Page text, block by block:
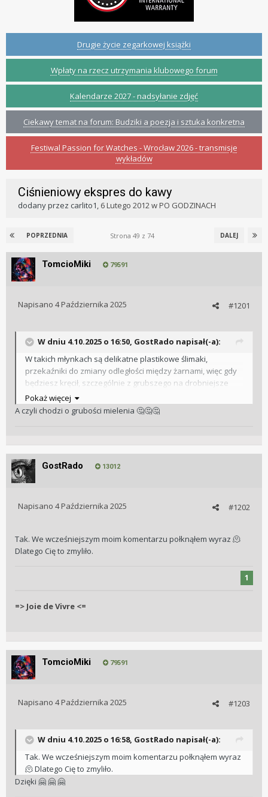
Drugie życie zegarkowej książki
Wpłaty na rzecz utrzymania klubowego forum
Kalendarze 2027 - nadsyłanie zdjęć
Ciekawy temat na forum: Budziki a poezja i sztuka konkretna
Festiwal Passion for Watches - Wrocław 2026 - transmisje
wykładów
Ciśnieniowy ekspres do kawy
dodany przez carlito1, 6 Lutego 2012wPO GODZINACH
POPRZEDNIA DALEJ
Strona 49 z 74
TomcioMiki 79591
#1201
Napisano 4 Października 2025
W dniu 4.10.2025 o 16:50, GostRado napisał(-a):
W takich młynkach są delikatne plastikowe ślimaki,
przekaźniki do zmiany odległości między żarnami, więc gdy
będziesz kręcił, szczególnie z grubszego na drobniejsze
mielenie, możesz coś połamać. Nawet w stalowych
konstrukcjach zaleca się tak robić. Dodatkowo usuwasz
drobinki mielonki z poprzedniego ustawienia żaren.
Pokaż więcej
A czyli chodzi o grubości mielenia 🤔🤔🤔
GostRado 13012
#1202
Napisano 4 Października 2025
Tak. We wcześniejszym moim komentarzu połknąłem wyraz 🫠
Dlatego Cię to zmyliło.
1
=> Joie de Vivre <=
TomcioMiki 79591
#1203
Napisano 4 Października 2025
W dniu 4.10.2025 o 16:58, GostRado napisał(-a):
Tak. We wcześniejszym moim komentarzu połknąłem wyraz
🫠 Dlatego Cię to zmyliło.
Dzięki 🤗 🤗 🤗